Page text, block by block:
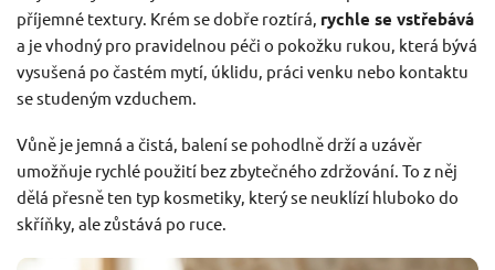
příjemné textury. Krém se dobře roztírá, rychle se vstřebává
a je vhodný pro pravidelnou péči o pokožku rukou, která bývá
vysušená po častém mytí, úklidu, práci venku nebo kontaktu
se studeným vzduchem.
Vůně je jemná a čistá, balení se pohodlně drží a uzávěr
umožňuje rychlé použití bez zbytečného zdržování. To z něj
dělá přesně ten typ kosmetiky, který se neuklízí hluboko do
skříňky, ale zůstává po ruce.